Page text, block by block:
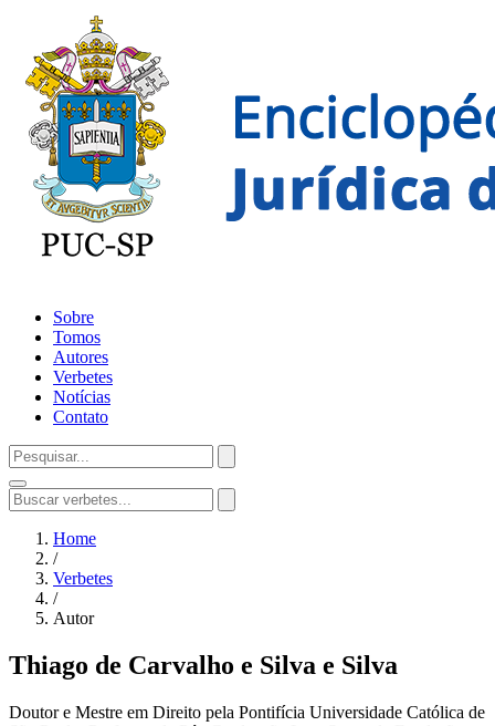
Sobre
Tomos
Autores
Verbetes
Notícias
Contato
Home
/
Verbetes
/
Autor
Thiago de Carvalho e Silva e Silva
Doutor e Mestre em Direito pela Pontifícia Universidade Católica de